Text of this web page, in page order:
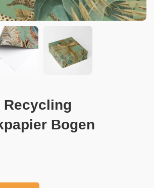
Recycling
Bogen